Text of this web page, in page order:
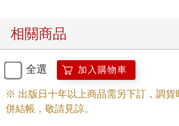
相關商品
全選 加入購物車
※ 出版日十年以上商品需另下訂，調貨
併結帳，敬請見諒。